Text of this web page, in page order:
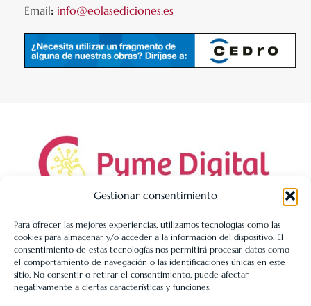
Gestionar consentimiento
Para ofrecer las mejores experiencias, utilizamos tecnologías como las
cookies para almacenar y/o acceder a la información del dispositivo. El
consentimiento de estas tecnologías nos permitirá procesar datos como
el comportamiento de navegación o las identificaciones únicas en este
sitio. No consentir o retirar el consentimiento, puede afectar
negativamente a ciertas características y funciones.
Email: info@eolasediciones.es
LIBRERÍA UNIVERSITARIA LEÓN 1980 SLL ha sido beneficiaria
de Fondos Europeos, cuyo objetivo es la mejora de la
competitividad de las PYMES, y gracias al cual ha puesto en
marcha un Plan de Acción con el objetivo de reforzar la